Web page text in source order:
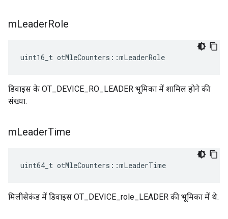
mLeaderRole
uint16_t otMleCounters ::mLeaderRole
डिवाइस के OT_DEVICE_RO_LEADER भूमिका में शामिल होने की
संख्या.
mLeaderTime
uint64_t otMleCounters ::mLeaderTime
मिलीसेकंड में डिवाइस OT_DEVICE_role_LEADER की भूमिका में थे.